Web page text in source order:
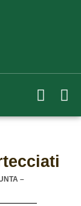
F
a
c
o
L
i
n
–